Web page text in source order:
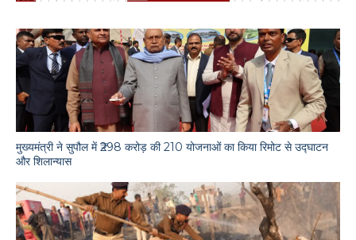
मुख्यमंत्री ने सुपौल में ₹298 करोड़ की 210 योजनाओं का किया रिमोट से उद्घाटन
और शिलान्यास